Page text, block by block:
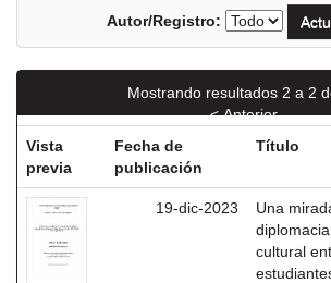
Autor/Registro:
Mostrando resultados 2 a 2
< Anterior
Vista
previa
Fecha de
publicación
Título
19-dic-2023
Una
diplomacia
cultural